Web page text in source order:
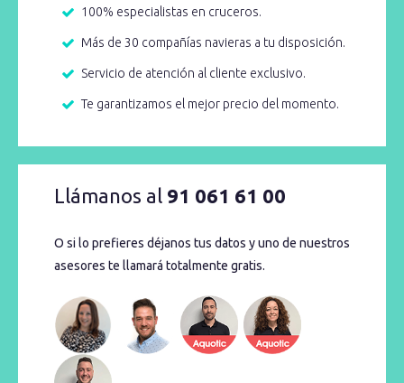
100% especialistas en cruceros.
Más de 30 compañías navieras a tu disposición.
Servicio de atención al cliente exclusivo.
Te garantizamos el mejor precio del momento.
Llámanos al 91 061 61 00
O si lo prefieres déjanos tus datos y uno de nuestros
asesores te llamará totalmente gratis.